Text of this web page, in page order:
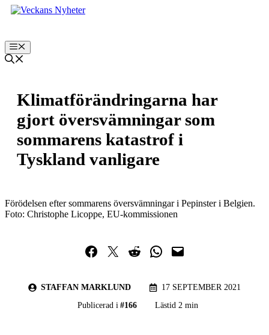
Hoppa
Meny
Klimatförändringarna har
gjort översvämningar som
sommarens katastrof i
Tyskland vanligare
Förödelsen efter sommarens översvämningar i Pepinster i Belgien.
Foto: Christophe Licoppe, EU-kommissionen
Dela på Facebook
Dela på TwitterDela på RedditDela i WhatsApp
Maila en länk
STAFFAN MARKLUND
17 SEPTEMBER 2021
Publicerad i #166 Lästid 2 min